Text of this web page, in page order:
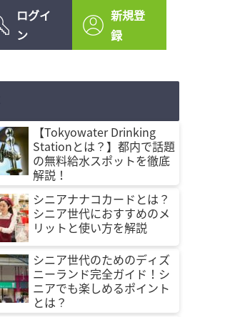
ログイ
ン
新規登
録
【Tokyowater Drinking
Stationとは？】都内で話題
の無料給水スポットを徹底
解説！
シニアナナコカードとは？
シニア世代におすすめのメ
リットと使い方を解説
シニア世代のためのディズ
ニーランド完全ガイド！シ
ニアでも楽しめるポイント
とは？